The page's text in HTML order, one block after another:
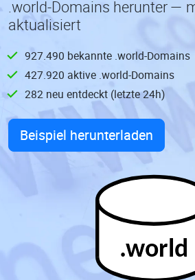
.world-Domains herunter —
aktualisiert
927.490 bekannte .world-Domains
427.920 aktive .world-Domains
282 neu entdeckt (letzte 24h)
Beispiel herunterladen
.world